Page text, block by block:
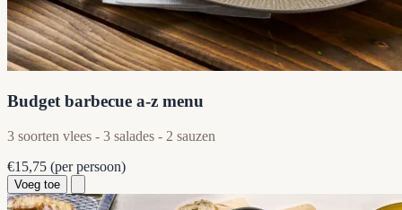
Budget barbecue a-z menu
3 soorten vlees - 3 salades - 2 sauzen
€15,75 (per persoon)
Voeg toe